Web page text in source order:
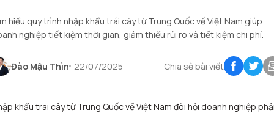
hiểu quy trình nhập khẩu trái cây từ Trung Quốc về Việt Nam giúp
nghiệp tiết kiệm thời gian, giảm thiểu rủi ro và tiết kiệm chi phí.
Đào Mậu Thìn 22/07/2025 Chia sẻ bài viết
khẩu trái cây từ Trung Quốc về Việt Nam đòi hỏi doanh nghiệp